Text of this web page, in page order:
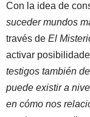
Con la idea de
suceder mundos
través de El
activar
testigos también
puede existir a
en cómo nos